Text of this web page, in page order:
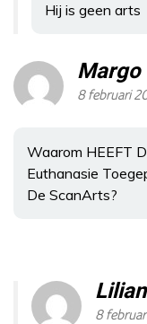
Hij is geen arts
Margo
8 februari
Waarom HEEFT
Euthanasie
De ScanArts?
8